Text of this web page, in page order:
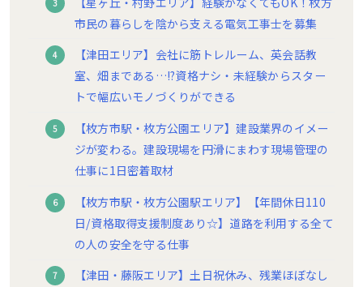
市民の暮らしを陰から支える電気工事士を募集
【津田エリア】会社に筋トレルーム、英会話教
室、畑まである…!?資格ナシ・未経験からスター
トで幅広いモノづくりができる
【枚方市駅・枚方公園エリア】建設業界のイメー
ジが変わる。建設現場を円滑にまわす現場管理の
仕事に1日密着取材
【枚方市駅・枚方公園駅エリア】【年間休日110
日/資格取得支援制度あり☆】道路を利用する全て
の人の安全を守る仕事
【津田・藤阪エリア】土日祝休み、残業ほぼなし